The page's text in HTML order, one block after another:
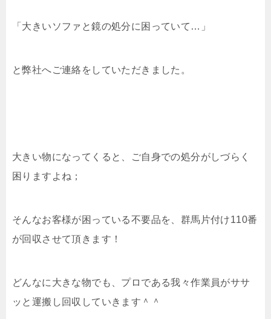
「大きいソファと鏡の処分に困っていて…」
と弊社へご連絡をしていただきました。
大きい物になってくると、ご自身での処分がしづらく
困りますよね；
そんなお客様が困っている不要品を、群馬片付け110番
が回収させて頂きます！
どんなに大きな物でも、プロである我々作業員がササ
ッと運搬し回収していきます＾＾